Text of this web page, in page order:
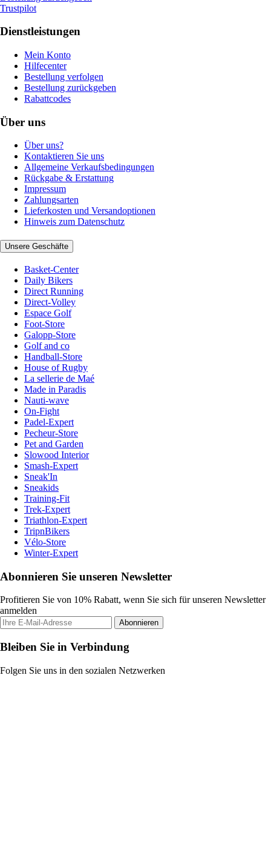
Trustpilot
Dienstleistungen
Mein Konto
Hilfecenter
Bestellung verfolgen
Bestellung zurückgeben
Rabattcodes
Über uns
Über uns?
Kontaktieren Sie uns
Allgemeine Verkaufsbedingungen
Rückgabe & Erstattung
Impressum
Zahlungsarten
Lieferkosten und Versandoptionen
Hinweis zum Datenschutz
Unsere Geschäfte
Basket-Center
Daily Bikers
Direct Running
Direct-Volley
Espace Golf
Foot-Store
Galopp-Store
Golf and co
Handball-Store
House of Rugby
La sellerie de Maé
Made in Paradis
Nauti-wave
On-Fight
Padel-Expert
Pecheur-Store
Pet and Garden
Slowood Interior
Smash-Expert
Sneak'In
Sneakids
Training-Fit
Trek-Expert
Triathlon-Expert
TripnBikers
Vélo-Store
Winter-Expert
Abonnieren Sie unseren Newsletter
Profitieren Sie von 10% Rabatt, wenn Sie sich für unseren Newsletter
anmelden
Abonnieren
Bleiben Sie in Verbindung
Folgen Sie uns in den sozialen Netzwerken